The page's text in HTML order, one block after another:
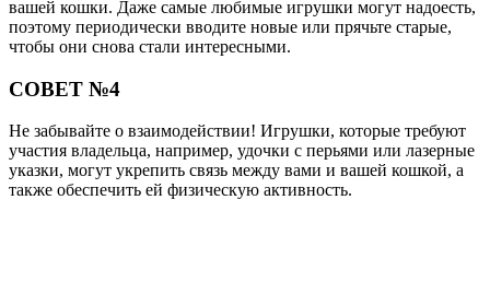
вашей кошки. Даже самые любимые игрушки могут надоесть,
поэтому периодически вводите новые или прячьте старые,
чтобы они снова стали интересными.
СОВЕТ №4
Не забывайте о взаимодействии! Игрушки, которые требуют
участия владельца, например, удочки с перьями или лазерные
указки, могут укрепить связь между вами и вашей кошкой, а
также обеспечить ей физическую активность.